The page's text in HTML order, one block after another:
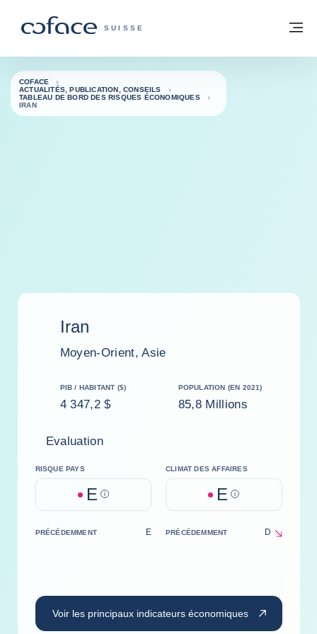
COFACE, FOR TRADE - PAGE
SUISSE
Retour à la page d'accueil
COFACE
ACTUALITÉS, PUBLICATION, CONSEILS
TABLEAU DE BORD DES RISQUES ÉCONOMIQUES
IRAN
Iran
Moyen-Orient, Asie
PIB / HABITANT ($)
4 347,2 $
POPULATION (EN 2021)
85,8 Millions
Evaluation
RISQUE PAYS
E Help
CLIMAT DES AFFAIRES
E Help
PRÉCÉDEMMENT E PRÉCÉDEMMENT D
Voir les principaux indicateurs économiques